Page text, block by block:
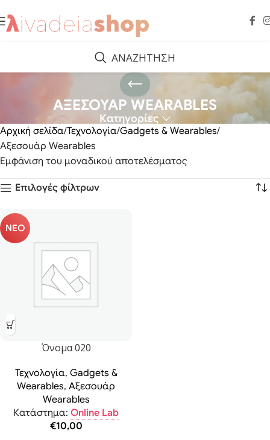
ΑΝΑΖΗΤΗΣΗ
ΑΞΕΣΟΥΑΡ WEARABLES
Κατηγορίες
Αρχική σελίδα Τεχνολογία Gadgets & Wearables
Αξεσουάρ Wearables
Εμφάνιση του μοναδικού αποτελέσματος
Επιλογές φίλτρων
ΝΕΟ
Όνομα 020
Τεχνολογία, Gadgets &
Wearables, Αξεσουάρ
Wearables
Κατάστημα: Online Lab
€10,00